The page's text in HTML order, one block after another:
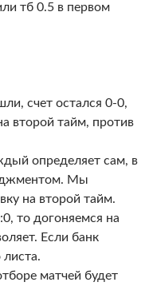
тб 0.5 в первом
счет остался 0-0,
второй тайм, против
определяет сам, в
Мы
на второй тайм.
то догоняемся на
Если банк
листа.
матчей будет